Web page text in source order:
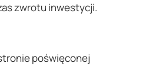
zwrotu inwestycji.
poświęconej